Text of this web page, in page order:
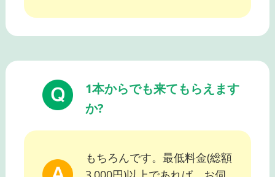
1本からでも来てもらえます
か?
もちろんです。最低料金(総額